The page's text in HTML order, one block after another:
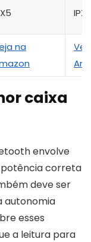
IPX7
na
caixa
envolve
potência correta
deve ser
autonomia
esses
a leitura para